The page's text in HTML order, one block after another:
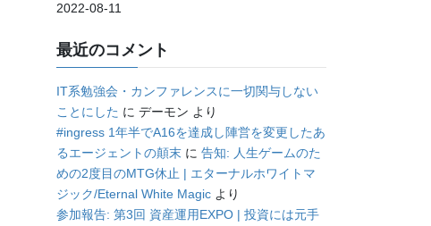
2022-08-11
最近のコメント
IT系勉強会・カンファレンスに一切関与しない
ことにした にデーモン より
#ingress 1年半でA16を達成し陣営を変更したあ
るエージェントの顛末 に告知: 人生ゲームのた
めの2度目のMTG休止 | エターナルホワイトマ
ジック/Eternal White Magic より
参加報告: 第3回 資産運用EXPO | 投資には元手